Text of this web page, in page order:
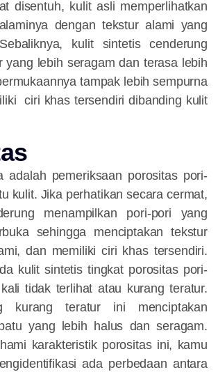
disentuh, kulit asli memperlihatkan
dengan tekstur alami yang
kulit sintetis cenderung
yang lebih seragam dan terasa lebih
tampak lebih sempurna
ciri khas tersendiri dibanding kulit
adalah pemeriksaan porositas pori-
kulit. Jika perhatikan secara cermat,
menampilkan pori-pori yang
sehingga menciptakan tekstur
dan memiliki ciri khas tersendiri.
kulit sintetis tingkat porositas pori-
tidak terlihat atau kurang teratur.
kurang teratur ini menciptakan
yang lebih halus dan seragam.
karakteristik porositas ini, kamu
ada perbedaan antara